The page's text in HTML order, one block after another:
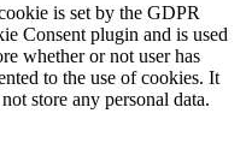
is set by the GDPR
Consent plugin and is used
whether or not user has
to the use of cookies. It
store any personal data.